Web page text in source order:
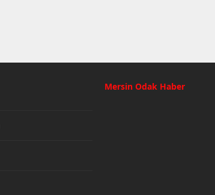
Mersin Odak Haber